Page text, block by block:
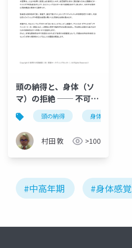
頭の納得と、身体（ソ
マ）の拒絶 ── 不可視
の支配を解体し、自ら
の「赤い糸」を手繰り
寄せる心理学
頭の納得 身体の拒絶
村田 敦 >100
#中高年期 #身体感覚